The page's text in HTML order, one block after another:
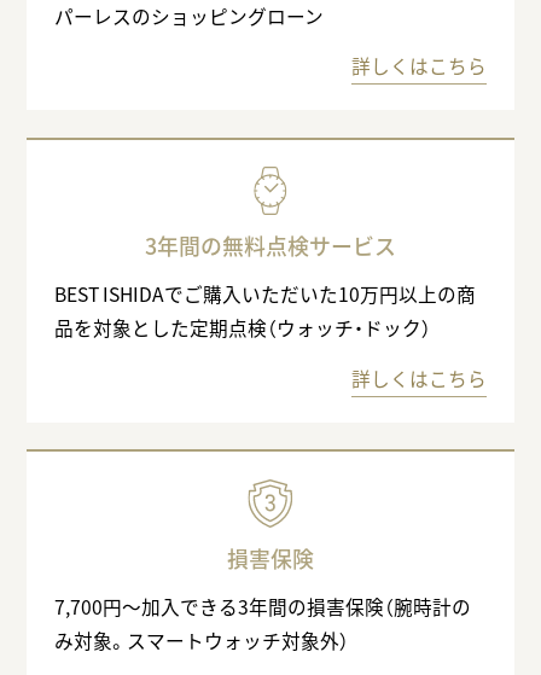
パーレスのショッピングローン
詳しくはこちら
3年間の無料点検サービス
BEST ISHIDAでご購入いただいた10万円以上の商
品を対象とした定期点検（ウォッチ・ドック）
詳しくはこちら
損害保険
7,700円〜加入できる3年間の損害保険（腕時計の
み対象。スマートウォッチ対象外）